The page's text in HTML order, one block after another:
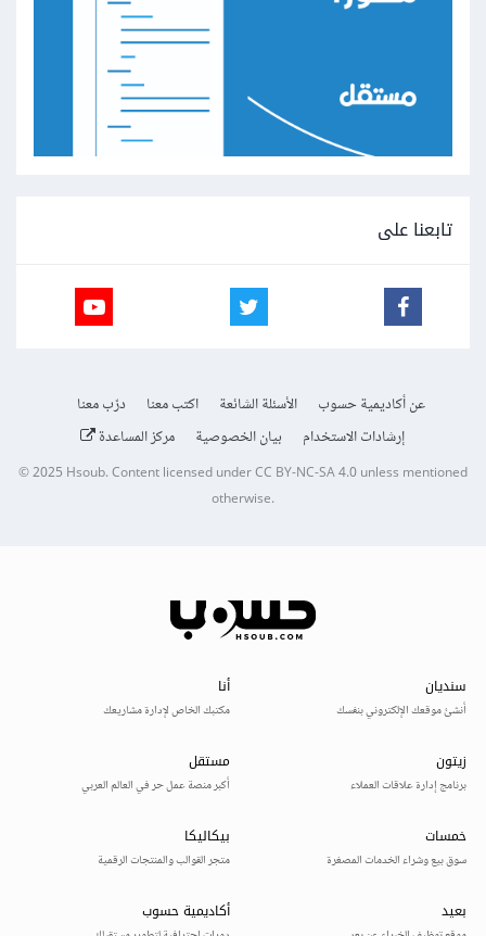
تابعنا على
عن أكاديمية حسوب الأسئلة الشائعة اكتب معنا
درّب معنا
إرشادات الاستخدام
بيان الخصوصية مركز المساعدة
© 2025Hsoub.Content licensed underCC BY-NC-SA 4.0unless mentioned
otherwise.